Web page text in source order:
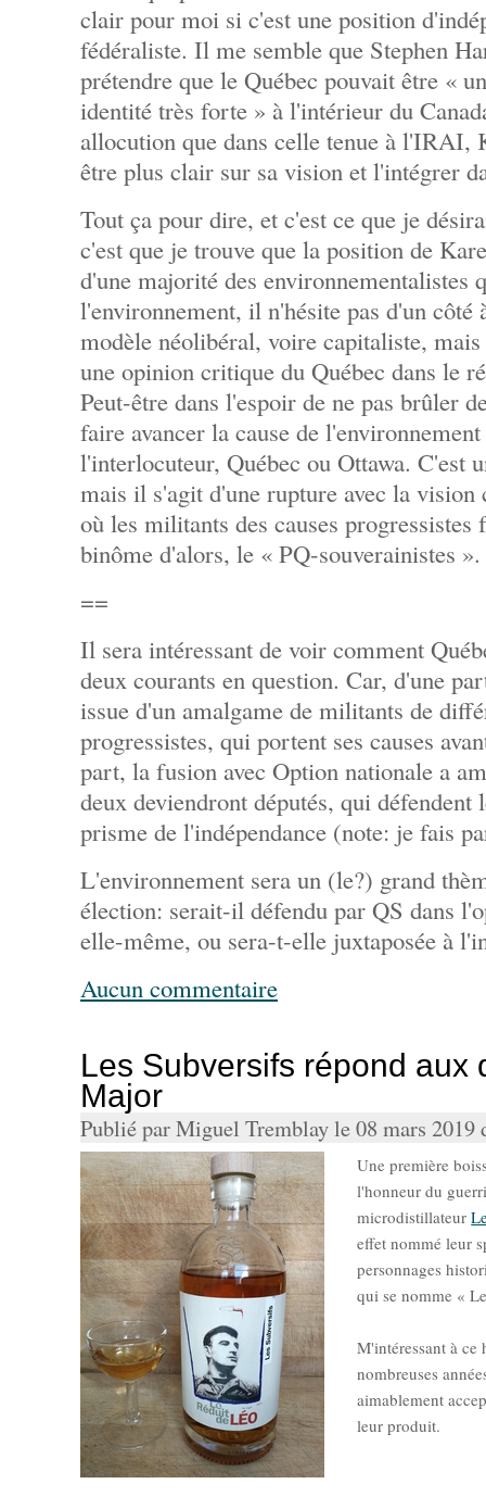
clair pour moi si c'est une position
fédéraliste. Il me semble que Stephen
prétendre que le Québec pouvait être «
identité très forte » à l'intérieur du
allocution que dans celle tenue à l'IRAI,
être plus clair sur sa vision et l'intégrer
Tout ça pour dire, et c'est ce que je
c'est que je trouve que la position de
d'une majorité des environnementalistes
l'environnement, il n'hésite pas d'un côté
modèle néolibéral, voire capitaliste,
une opinion critique du Québec dans le
Peut-être dans l'espoir de ne pas brûler
faire avancer la cause de
l'interlocuteur, Québec ou Ottawa. C'est
mais il s'agit d'une rupture avec la vision
où les militants des causes progressistes
binôme d'alors, le « PQ-souverainistes ».
==
Il sera intéressant de voir comment
deux courants en question. Car, d'une
issue d'un amalgame de militants de
progressistes, qui portent ses causes
part, la fusion avec Option nationale a
deux deviendront députés, qui défendent
prisme de l'indépendance (note: je fais
L'environnement sera un (le?) grand
élection: serait-il défendu par QS dans
elle-même, ou sera-t-elle juxtaposée à
Aucun commentaire
Les Subversifs répond aux
Major
Publié par Miguel Tremblay le 08 mars 2019
Une première
l'honneur du
microdistillateur
effet nommé leur
personnages
qui se nomme «
M'intéressant à ce
nombreuses
aimablement
leur produit.